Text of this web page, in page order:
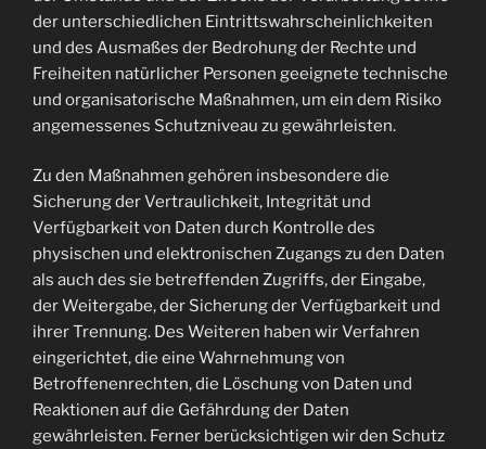
der unterschiedlichen Eintrittswahrscheinlichkeiten
und des Ausmaßes der Bedrohung der Rechte und
Freiheiten natürlicher Personen geeignete technische
und organisatorische Maßnahmen, um ein dem Risiko
angemessenes Schutzniveau zu gewährleisten.
Zu den Maßnahmen gehören insbesondere die
Sicherung der Vertraulichkeit, Integrität und
Verfügbarkeit von Daten durch Kontrolle des
physischen und elektronischen Zugangs zu den Daten
als auch des sie betreffenden Zugriffs, der Eingabe,
der Weitergabe, der Sicherung der Verfügbarkeit und
ihrer Trennung. Des Weiteren haben wir Verfahren
eingerichtet, die eine Wahrnehmung von
Betroffenenrechten, die Löschung von Daten und
Reaktionen auf die Gefährdung der Daten
gewährleisten. Ferner berücksichtigen wir den Schutz